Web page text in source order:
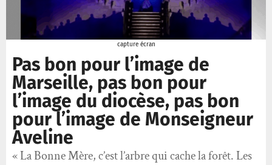
capture écran
Pas bon pour l’image de
Marseille, pas bon pour
l’image du diocèse, pas bon
pour l’image de Monseigneur
Aveline
« La Bonne Mère, c’est l’arbre qui cache la forêt. Les